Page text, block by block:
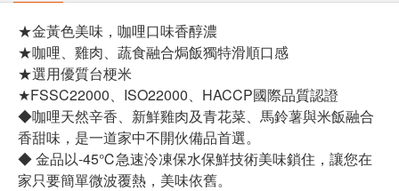
★金黃色美味，咖哩口味香醇濃
★咖哩、雞肉、蔬食融合焗飯獨特滑順口感
★選用優質台梗米
★FSSC22000、ISO22000、HACCP國際品質認證
◆咖哩天然辛香、新鮮雞肉及青花菜、馬鈴薯與米飯融合
香甜味，是一道家中不開伙備品首選。
◆ 金品以-45℃急速泠凍保水保鮮技術美味鎖住，讓您在
家只要簡單微波覆熱，美味依舊。